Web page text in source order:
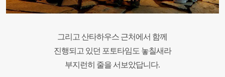
그리고 산타하우스 근처에서 함께
진행되고 있던 포토타임도 놓칠새라
부지런히 줄을 서보았답니다.